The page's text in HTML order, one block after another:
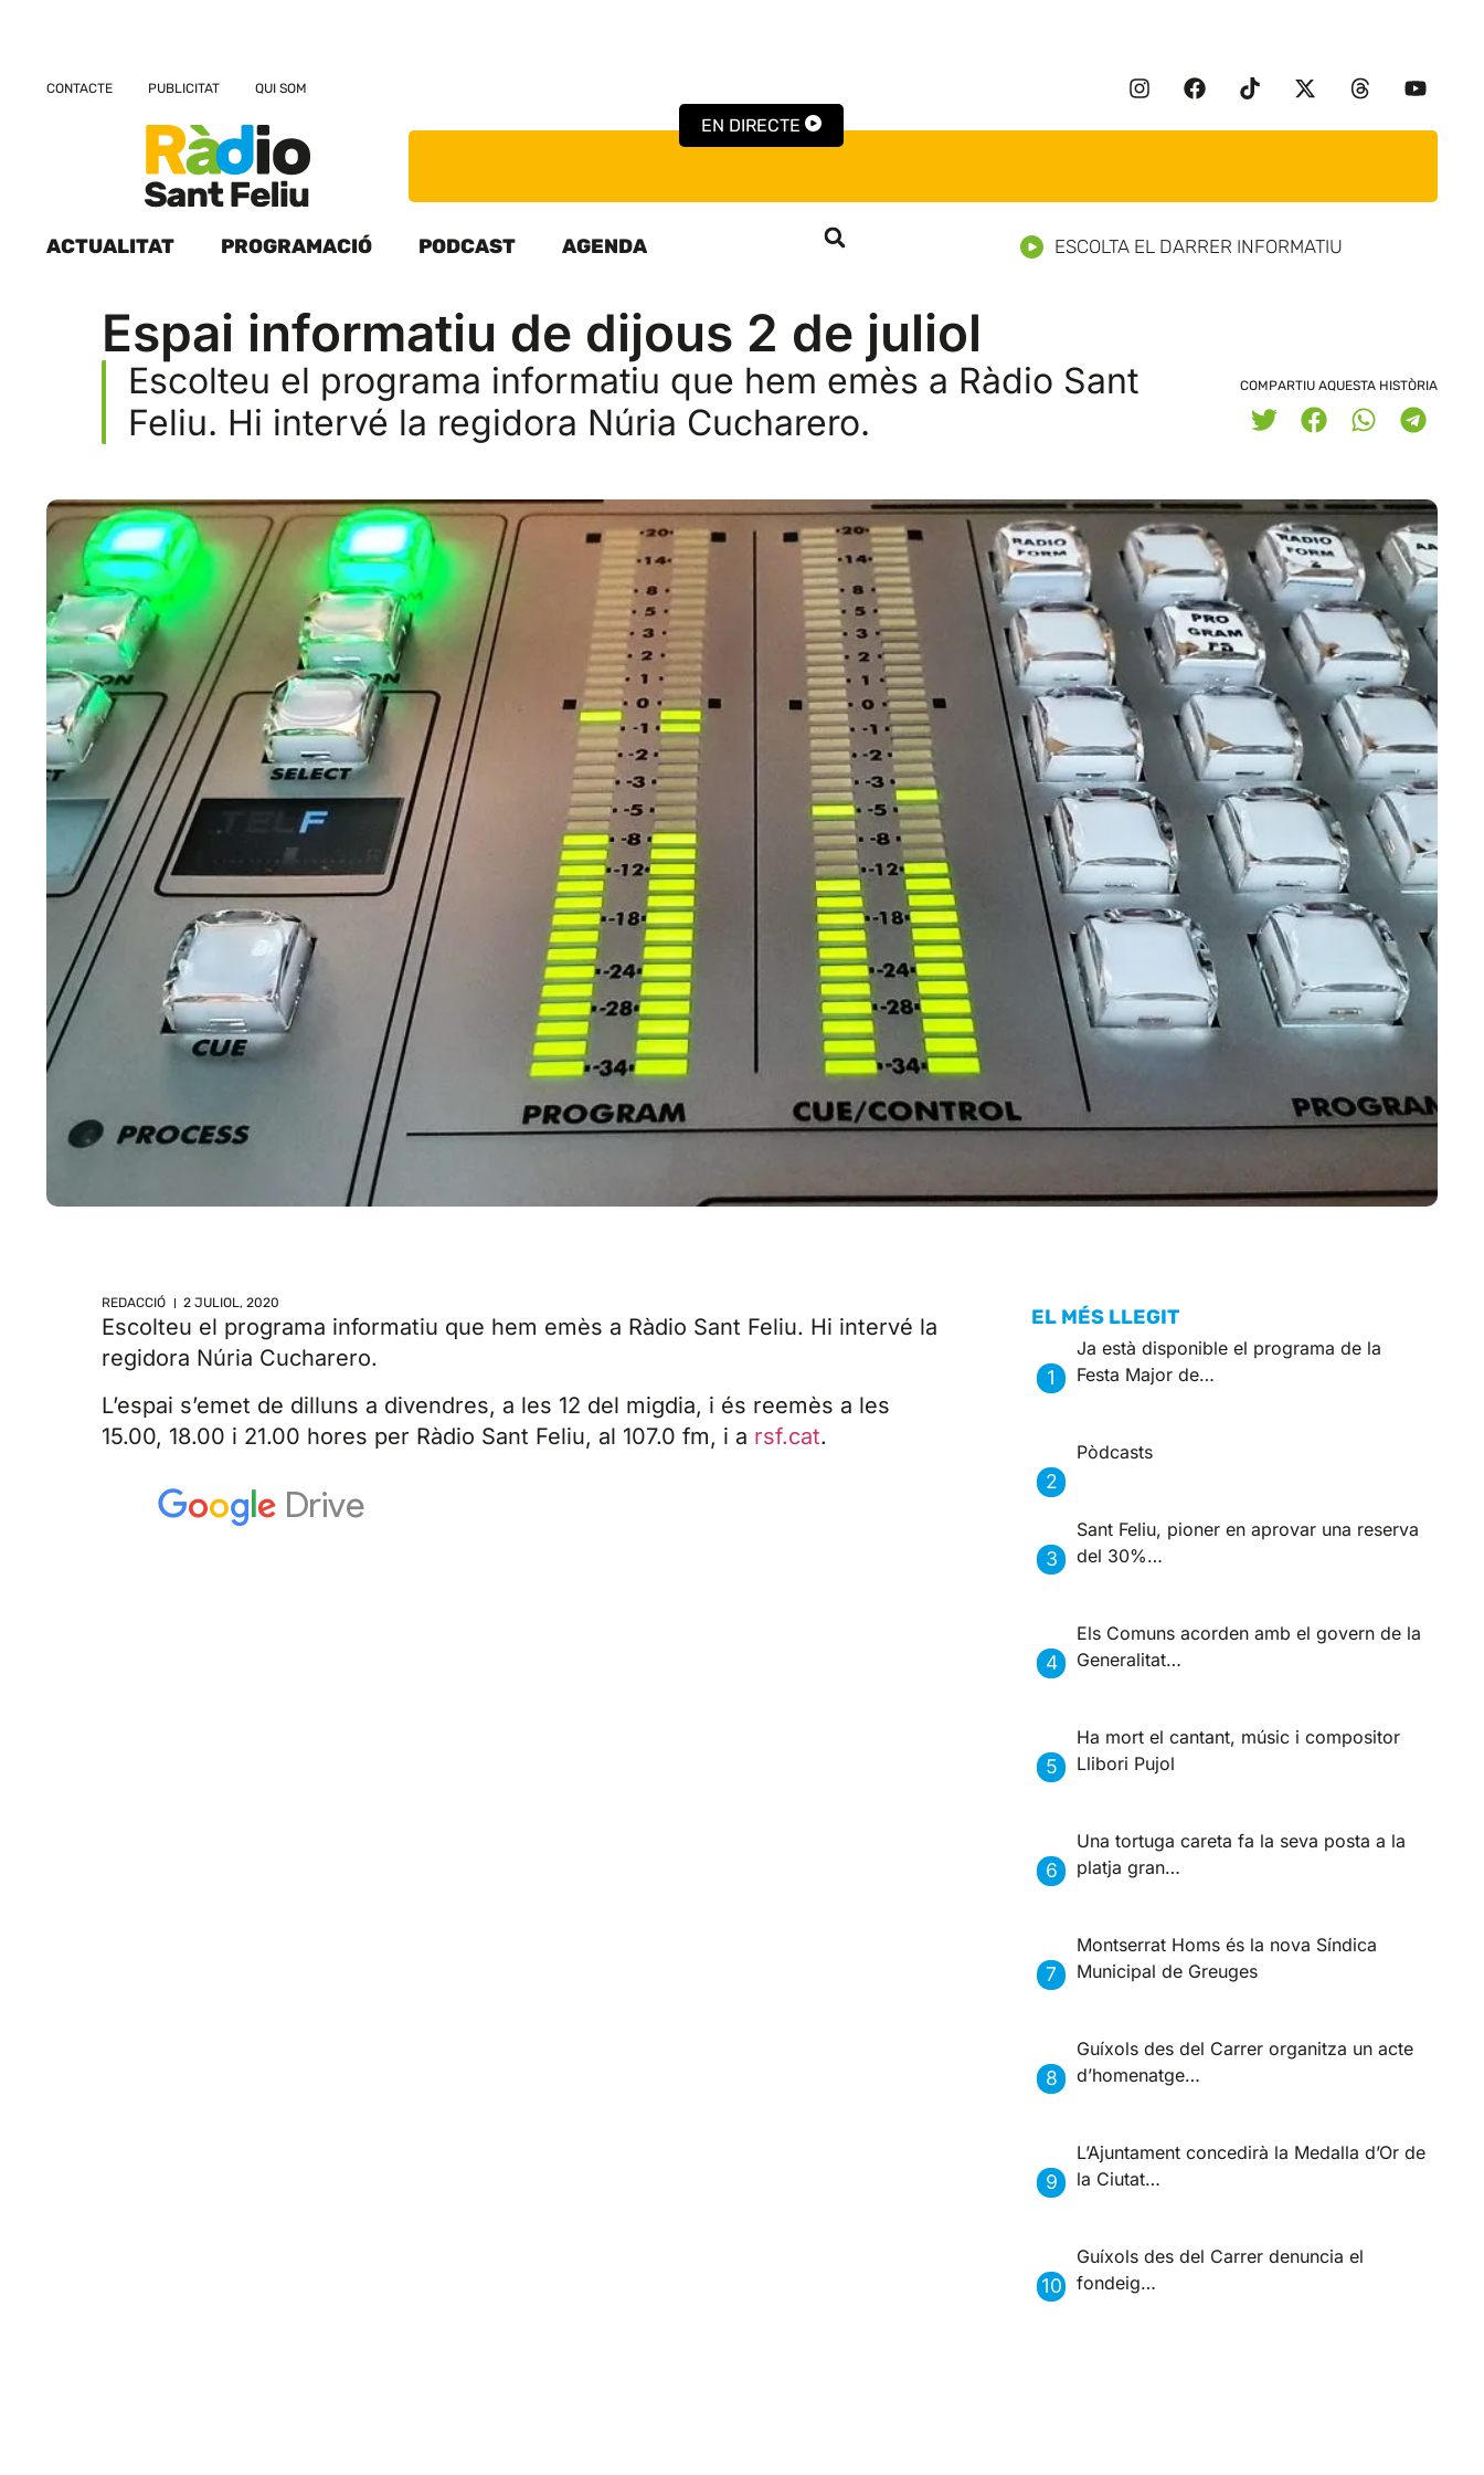
CONTACTE PUBLICITAT QUI SOM
EN DIRECTE
ACTUALITAT PROGRAMACIÓ PODCAST AGENDA ESCOLTA EL DARRER INFORMATIU
Espai informatiu de dijous 2 de juliol
Escolteu el programa informatiu que hem emès a Ràdio Sant
Feliu. Hi intervé la regidora Núria Cucharero.
COMPARTIU AQUESTA HISTÒRIA
REDACCIÓ 2 JULIOL, 2020
Escolteu el programa informatiu que hem emès a Ràdio Sant Feliu. Hi intervé la
regidora Núria Cucharero.
L’espai s’emet de dilluns a divendres, a les 12 del migdia, i és reemès a les
15.00, 18.00 i 21.00 hores per Ràdio Sant Feliu, al 107.0 fm, i a rsf.cat.
EL MÉS LLEGIT
Ja està disponible el programa de la
Festa Major de…
Pòdcasts
Sant Feliu, pioner en aprovar una reserva
del 30%…
Els Comuns acorden amb el govern de la
Generalitat…
Ha mort el cantant, músic i compositor
Llibori Pujol
Una tortuga careta fa la seva posta a la
platja gran…
Montserrat Homs és la nova Síndica
Municipal de Greuges
Guíxols des del Carrer organitza un acte
d’homenatge…
L’Ajuntament concedirà la Medalla d’Or de
la Ciutat…
Guíxols des del Carrer denuncia el
fondeig…